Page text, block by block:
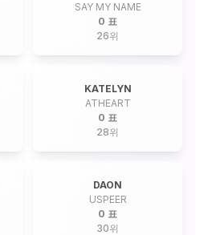
SAY MY NAME
0 표
26위
KATELYN
ATHEART
0 표
28위
DAON
USPEER
0 표
30위